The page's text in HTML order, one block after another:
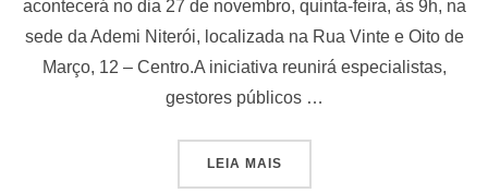
acontecerá no dia 27 de novembro, quinta-feira, às 9h, na
sede da Ademi Niterói, localizada na Rua Vinte e Oito de
Março, 12 – Centro.A iniciativa reunirá especialistas,
gestores públicos …
LEIA MAIS“EVENTO GRATUITO